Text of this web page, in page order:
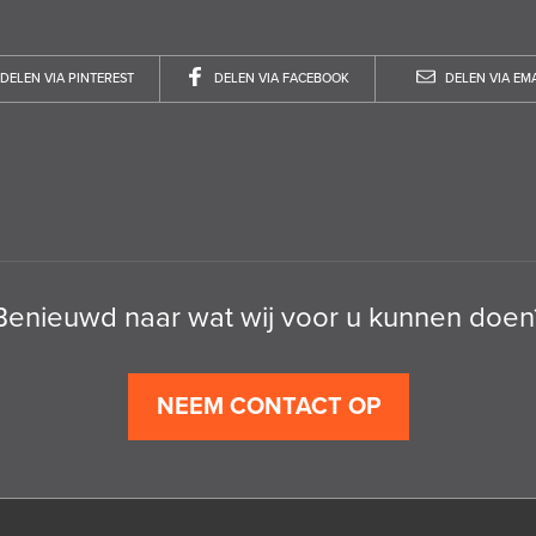
DELEN VIA PINTEREST DELEN VIA FACEBOOK DELEN VIA
naar wat wij voor u kunnen
NEEM CONTACT OP